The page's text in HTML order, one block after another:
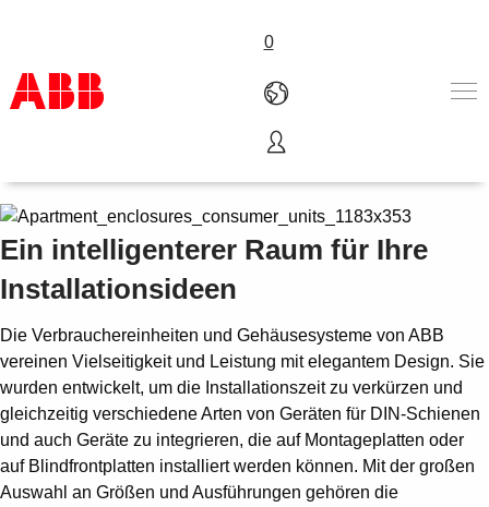
0
Produkte und Leistungen
Branchenlösungen
Über uns
Where to buy
Karriere
Verbrauchereinheiten
Ein intelligenterer Raum für Ihre
Installationsideen
Die Verbrauchereinheiten und Gehäusesysteme von ABB
vereinen Vielseitigkeit und Leistung mit elegantem Design. Sie
wurden entwickelt, um die Installationszeit zu verkürzen und
gleichzeitig verschiedene Arten von Geräten für DIN-Schienen
und auch Geräte zu integrieren, die auf Montageplatten oder
auf Blindfrontplatten installiert werden können. Mit der großen
Auswahl an Größen und Ausführungen gehören die